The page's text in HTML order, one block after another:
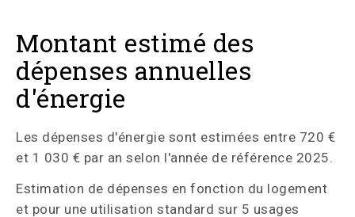
Montant estimé des
dépenses annuelles
d'énergie
Les dépenses d'énergie sont estimées entre 720 €
et 1 030 € par an selon l'année de référence 2025.
Estimation de dépenses en fonction du logement
et pour une utilisation standard sur 5 usages